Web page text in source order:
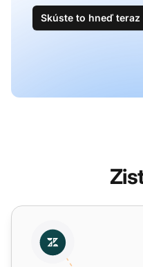
Skúste to hneď teraz
Migrácia Gmailu do